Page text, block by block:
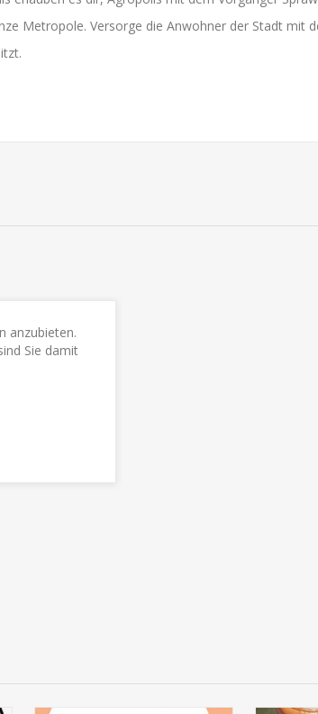
Metropole. Versorge die Anwohner der Stadt mit
anzubieten.
Sie damit